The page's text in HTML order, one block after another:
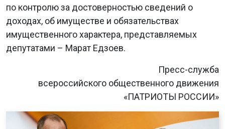
по контролю за достоверностью сведений о
доходах, об имуществе и обязательствах
имущественного характера, представляемых
депутатами – Марат Едзоев.
Пресс-служба
всероссийского общественного движения
«ПАТРИОТЫ РОССИИ»